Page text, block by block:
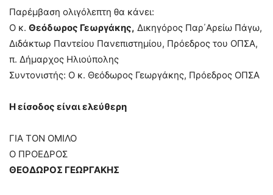
Παρέμβαση ολιγόλεπτη θα κάνει:
Ο κ. Θεόδωρος Γεωργάκης, Δικηγόρος Παρ΄Αρείω Πάγω,
Διδάκτωρ Παντείου Πανεπιστημίου, Πρόεδρος του ΟΠΣΑ,
π. Δήμαρχος Ηλιούπολης
Συντονιστής: Ο κ. Θεόδωρος Γεωργάκης, Πρόεδρος ΟΠΣΑ
Η είσοδος είναι ελεύθερη
ΓΙΑ ΤΟΝ ΟΜΙΛΟ
Ο ΠΡΟΕΔΡΟΣ
ΘΕΟΔΩΡΟΣ ΓΕΩΡΓΑΚΗΣ